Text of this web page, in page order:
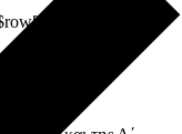
” />